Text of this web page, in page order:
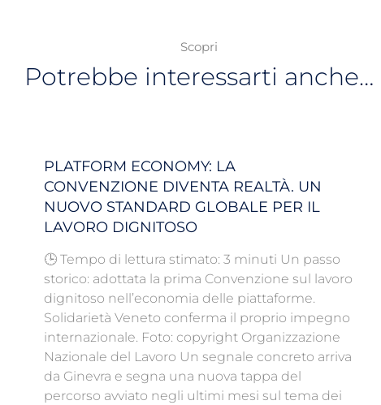
Scopri
Potrebbe interessarti anche…
PLATFORM ECONOMY: LA
CONVENZIONE DIVENTA REALTÀ. UN
NUOVO STANDARD GLOBALE PER IL
LAVORO DIGNITOSO
🕒 Tempo di lettura stimato: 3 minuti Un passo
storico: adottata la prima Convenzione sul lavoro
dignitoso nell’economia delle piattaforme.
Solidarietà Veneto conferma il proprio impegno
internazionale. Foto: copyright Organizzazione
Nazionale del Lavoro Un segnale concreto arriva
da Ginevra e segna una nuova tappa del
percorso avviato negli ultimi mesi sul tema dei